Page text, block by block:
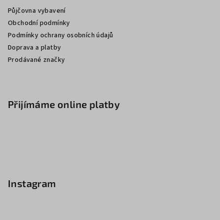
Půjčovna vybavení
Obchodní podmínky
Podmínky ochrany osobních údajů
Doprava a platby
Prodávané značky
Přijímáme online platby
Instagram